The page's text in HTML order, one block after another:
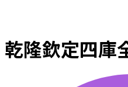
乾隆欽定四庫